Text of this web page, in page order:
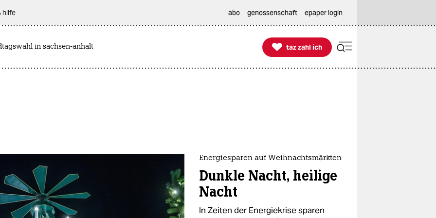
hilfe abo genossenschaft epaper login
in sachsen-anhalt 
taz zahl ich
taz zahl ich
Energiesparen auf Weihnachtsmärkten
Dunkle Nacht, heilige
Nacht
In Zeiten der Energiekrise sparen